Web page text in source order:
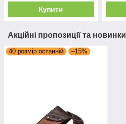
Купити
Акційні пропозиції та новинки
40 розмір останній –15%